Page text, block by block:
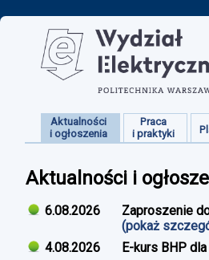
Aktualności
i ogłoszenia
Praca
i praktyki
Aktualności i
6.08.2026
Zaproszenie
(pokaż
4.08.2026
E-kurs BHP